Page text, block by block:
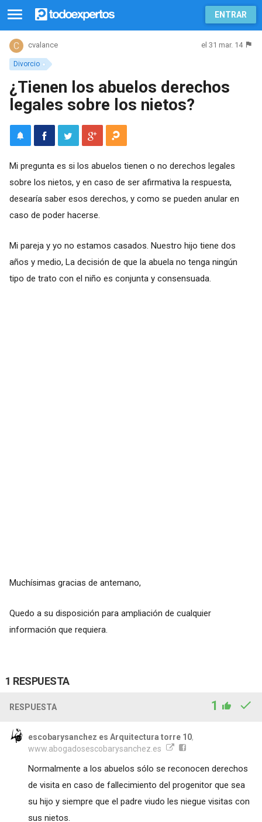
ENTRAR
Divorcio
cvalance el 31 mar. 14
¿Tienen los abuelos derechos
legales sobre los nietos?
Mi pregunta es si los abuelos tienen o no derechos legales
sobre los nietos, y en caso de ser afirmativa la respuesta,
desearía saber esos derechos, y como se pueden anular en
caso de poder hacerse.
Mi pareja y yo no estamos casados. Nuestro hijo tiene dos
años y medio, La decisión de que la abuela no tenga ningún
tipo de trato con el niño es conjunta y consensuada.
Muchísimas gracias de antemano,
Quedo a su disposición para ampliación de cualquier
información que requiera.
1 RESPUESTA
RESPUESTA 1
escobarysanchez es Arquitectura torre 10,
www.abogadosescobarysanchez.es
Normalmente a los abuelos sólo se reconocen derechos
de visita en caso de fallecimiento del progenitor que sea
su hijo y siempre que el padre viudo les niegue visitas con
sus nietos.